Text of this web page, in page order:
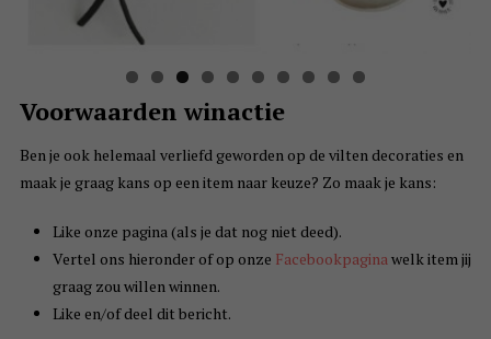
Voorwaarden winactie
Ben je ook helemaal verliefd geworden op de vilten decoraties en
maak je graag kans op een item naar keuze? Zo maak je kans:
Like onze pagina (als je dat nog niet deed).
Vertel ons hieronder of op onze Facebookpaginawelk item jij
graag zou willen winnen.
Like en/of deel dit bericht.